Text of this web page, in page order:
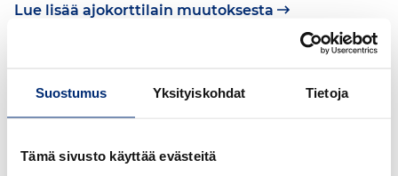
Suostumus Yksityiskohdat Tietoja
Tämä sivusto käyttää evästeitä
Lue lisää ajokorttilain muutoksesta